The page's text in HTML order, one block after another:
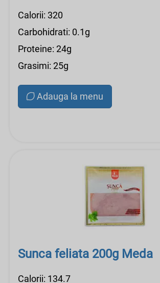
Calorii: 320
Carbohidrati: 0.1g
Proteine: 24g
Grasimi: 25g
Adauga la menu
Sunca feliata 200g Meda
Calorii: 134.7